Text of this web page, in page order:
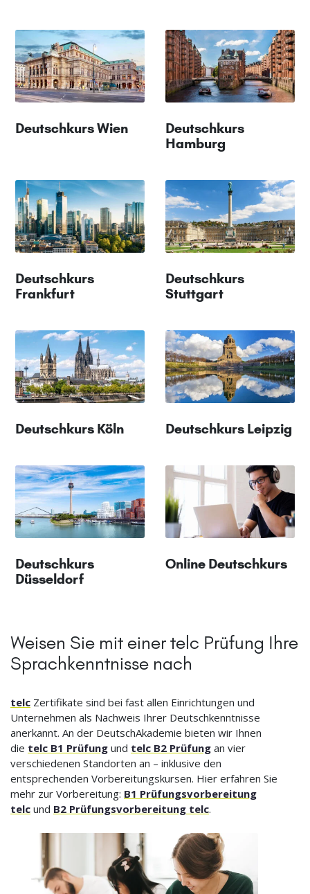
Deutschkurs Wien
Deutschkurs
Hamburg
Deutschkurs
Frankfurt
Deutschkurs
Stuttgart
Deutschkurs Köln Deutschkurs Leipzig
Deutschkurs
Düsseldorf
Online Deutschkurs
Weisen Sie mit einer telc Prüfung Ihre
Sprachkenntnisse nach
telc Zertifikate sind bei fast allen Einrichtungen und
Unternehmen als Nachweis Ihrer Deutschkenntnisse
anerkannt. An der DeutschAkademie bieten wir Ihnen
die telc B1 Prüfung und telc B2 Prüfung an vier
verschiedenen Standorten an – inklusive den
entsprechenden Vorbereitungskursen. Hier erfahren Sie
mehr zur Vorbereitung: B1 Prüfungsvorbereitung
telc und B2 Prüfungsvorbereitung telc.